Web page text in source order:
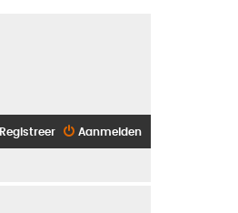
Aanmelden
Registreer